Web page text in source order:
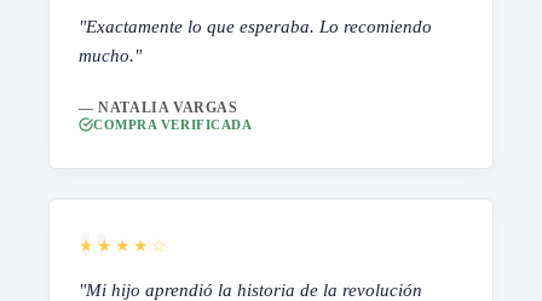
"Exactamente lo que esperaba. Lo recomiendo
mucho."
— NATALIA VARGAS
COMPRA VERIFICADA
★★★★☆
"Mi hijo aprendió la historia de la revolución